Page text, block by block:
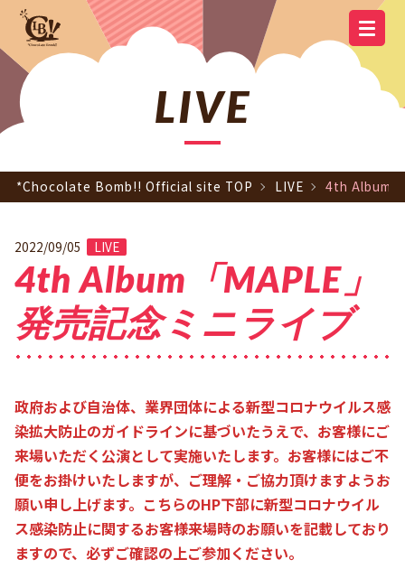
OFFICIAL SITE TOP
SCHEDULE DISCOGRAPHY
GOODS
YOUTUBE OFFICIAL LINE
OFFICIAL
LIVE
*Chocolate Bomb!! Official site TOP LIVE 4th Album
2022/09/05 LIVE
4th Album「MAPLE」
発売記念ミニライブ
政府および自治体、業界団体による新型コロナウイルス感
染拡大防止のガイドラインに基づいたうえで、お客様にご
来場いただく公演として実施いたします。お客様にはご不
便をお掛けいたしますが、ご理解・ご協力頂けますようお
願い申し上げます。こちらのHP下部に新型コロナウイル
ス感染防止に関するお客様来場時のお願いを記載しており
ますので、必ずご確認の上ご参加ください。